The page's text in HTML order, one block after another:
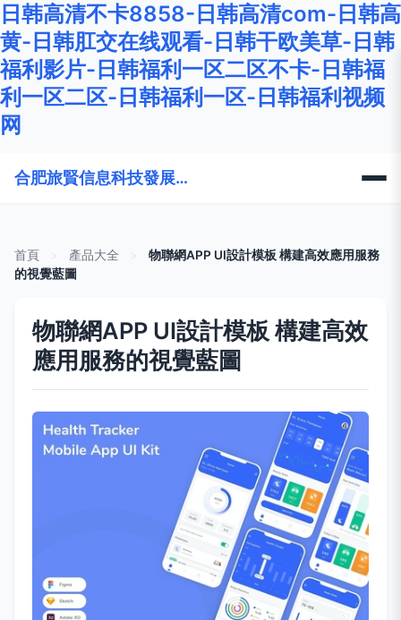
日韩高清不卡8858-日韩高清com-日韩高
黄-日韩肛交在线观看-日韩干欧美草-日韩
福利影片-日韩福利一区二区不卡-日韩福
利一区二区-日韩福利一区-日韩福利视频
网
合肥旅賢信息科技發展有限公司
首頁 產品大全
物聯網APP UI設計模板 構建高效應用服務
的視覺藍圖
物聯網APP UI設計模板 構建高效
應用服務的視覺藍圖